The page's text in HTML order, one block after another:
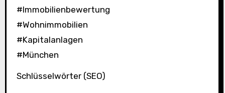
#Immobilienbewertung
#Wohnimmobilien
#Kapitalanlagen
#München
Schlüsselwörter (SEO)